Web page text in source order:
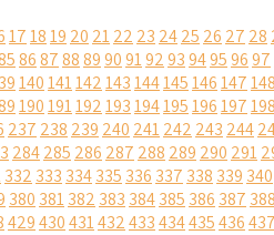
171819 20 2122 23 2425 26 27 28
868788899091929394959697
140141142143144145146147148
190191192193194195196197198
237 238 239 240 241242 243 244
284285 286 287 288 289 290 291
332 333 334335 336 337 338 339 340
380 381382 383 384385 386 387 388
429430431432433434435436437